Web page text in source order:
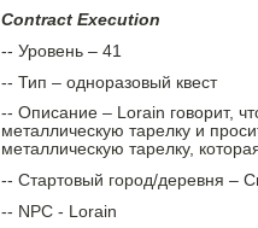
Contract Execution
-- Уровень – 41
-- Тип – одноразовый квест
-- Описание – Lorain говорит,
металлическую тарелку и
металлическую тарелку,
-- Стартовый город/деревня –
-- NPC - Lorain